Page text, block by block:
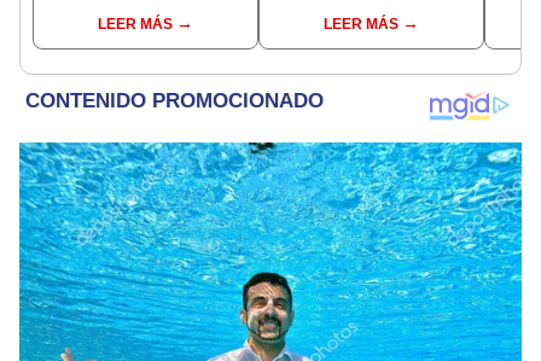
presidenta se
encontraba en Junín
LEER MÁS
exmandatario
LEER MÁS